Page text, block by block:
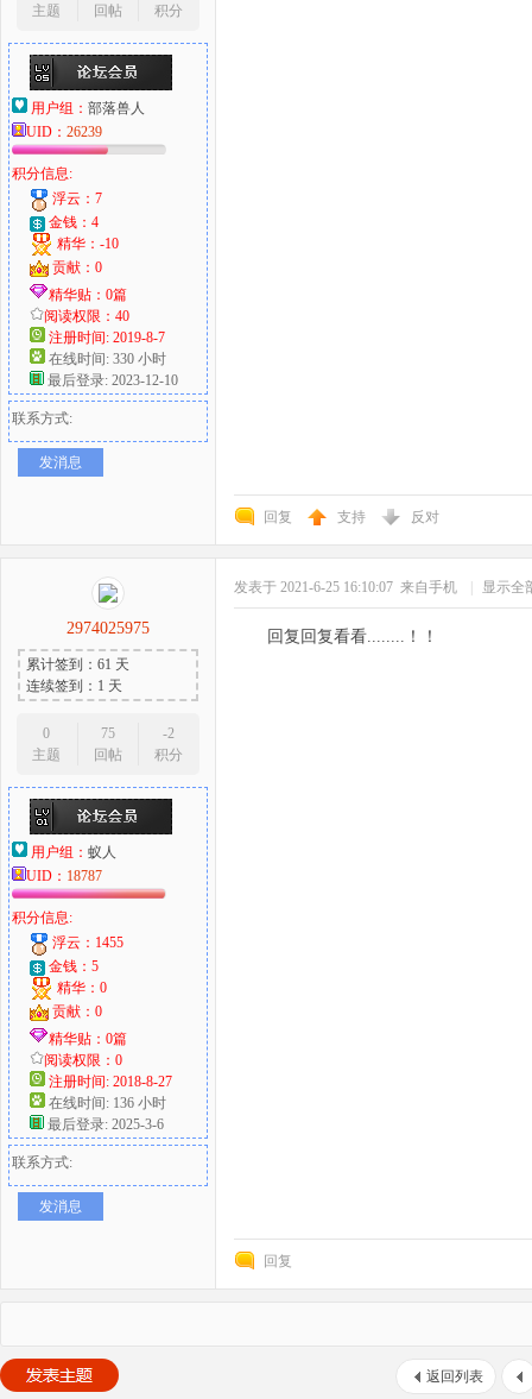
主题
回帖
积分
用户组： 部落兽人
UID： 26239
积分信息:
浮云：7
金钱：4
精华：-10
贡献：0
精华贴：0篇
阅读权限：40
注册时间: 2019-8-7
在线时间: 330 小时
最后登录: 2023-12-10
联系方式:
发消息
回复 支持 反对
2974025975
累计签到：61 天
连续签到：1 天
0
主题
75
回帖
-2
积分
用户组： 蚁人
UID： 18787
积分信息:
浮云：1455
金钱：5
精华：0
贡献：0
精华贴：0篇
阅读权限：0
注册时间: 2018-8-27
在线时间: 136 小时
最后登录: 2025-3-6
联系方式:
发消息
发表于 2021-6-25 16:10:07 来自手机 显示全
回复回复看看........！！
回复
返回列表